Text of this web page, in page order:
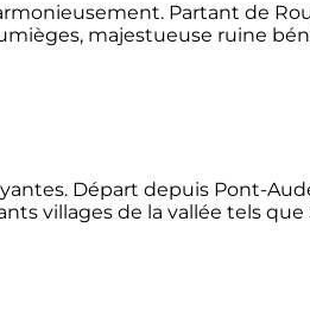
Partant de
majestueuse ruine
Départ depuis Pont-
villages de la vallée tels